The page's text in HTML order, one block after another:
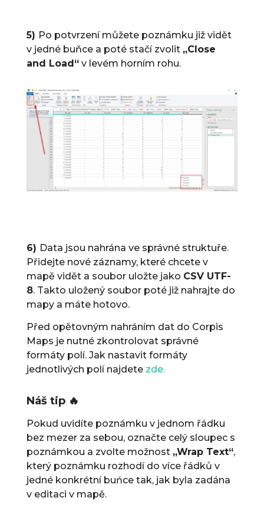
5) Po potvrzení můžete poznámku již vidět
v jedné buňce a poté stačí zvolit „Close
and Load“v levém horním rohu.
6) Data jsou nahrána ve správné struktuře.
Přidejte nové záznamy, které chcete v
mapě vidět a soubor uložte jako CSV UTF-
8. Takto uložený soubor poté již nahrajte do
mapy a máte hotovo.
Před opětovným nahráním dat do Corpis
Maps je nutné zkontrolovat správné
formáty polí. Jak nastavit formáty
jednotlivých polí najdete zde.
Náš tip 🔥
Pokud uvidíte poznámku v jednom řádku
bez mezer za sebou, označte celý sloupec s
poznámkou a zvolte možnost „Wrap Text“,
který poznámku rozhodí do více řádků v
jedné konkrétní buńce tak, jak byla zadána
v editaci v mapě.